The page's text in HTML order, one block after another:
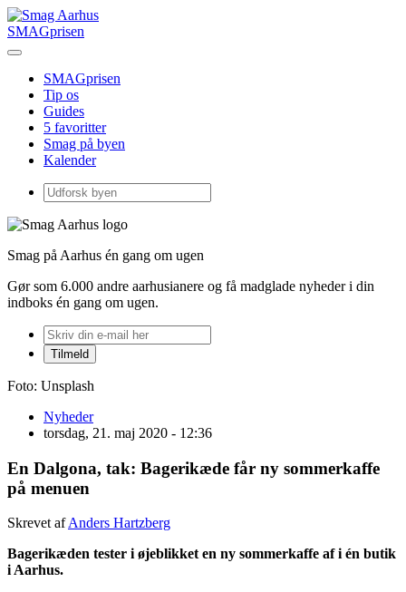
SMAGprisen
SMAGprisen
Tip os
Guides
5 favoritter
Smag på byen
Kalender
Smag på Aarhus én gang om ugen
Gør som 6.000 andre aarhusianere og få madglade nyheder i din
indboks én gang om ugen.
Foto: Unsplash
Nyheder
torsdag, 21. maj 2020 - 12:36
En Dalgona, tak: Bagerikæde får ny sommerkaffe
på menuen
Skrevet afAnders Hartzberg
Bagerikæden tester i øjeblikket en ny sommerkaffe af i én butik
i Aarhus.